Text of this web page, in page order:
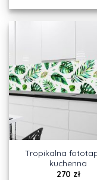
Tropikalna
kuchenna
270 zł